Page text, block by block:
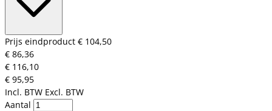
Prijs eindproduct € 104,50
€ 86,36
€ 116,10
€ 95,95
Incl. BTW Excl. BTW
Aantal